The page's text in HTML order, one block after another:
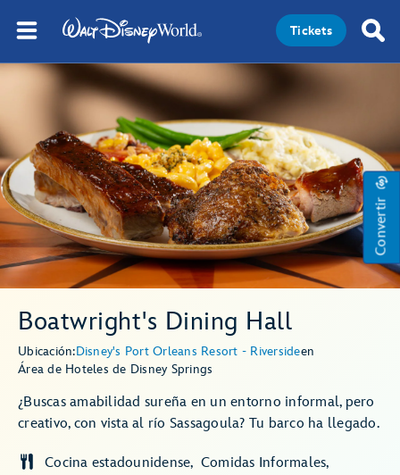
Tickets
Convertir
Boatwright's Dining Hall
Ubicación:Disney's Port Orleans Resort - Riversideen
Área de Hoteles de Disney Springs
¿Buscas amabilidad sureña en un entorno informal, pero
creativo, con vista al río Sassagoula? Tu barco ha llegado.
Cocina estadounidense
Comidas Informales